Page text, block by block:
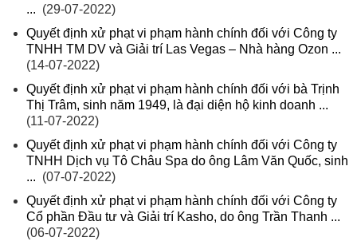
... (29-07-2022)
Quyết định xử phạt vi phạm hành chính đối với Công ty
TNHH TM DV và Giải trí Las Vegas – Nhà hàng Ozon ...
(14-07-2022)
Quyết định xử phạt vi phạm hành chính đối với bà Trịnh
Thị Trâm, sinh năm 1949, là đại diện hộ kinh doanh ...
(11-07-2022)
Quyết định xử phạt vi phạm hành chính đối với Công ty
TNHH Dịch vụ Tô Châu Spa do ông Lâm Văn Quốc, sinh
... (07-07-2022)
Quyết định xử phạt vi phạm hành chính đối với Công ty
Cổ phần Đầu tư và Giải trí Kasho, do ông Trần Thanh ...
(06-07-2022)